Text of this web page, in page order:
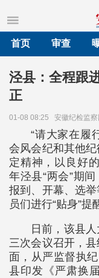
首页
审查
泾县：全程跟
正
01-08 08:25 安徽纪检监察
“请大家在履
会风会纪和其他
定精神，以良好
年泾县“两会”期
报到、开幕、选
员们进行“贴身”提
日前，该县
三次会议召开，
面，从严监督执
县印发《严肃换